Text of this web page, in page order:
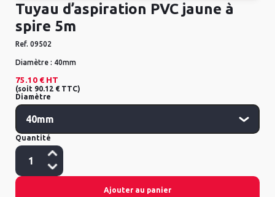
Tuyau d’aspiration PVC jaune à
spire 5m
Ref. 09502
Diamètre : 40mm
75.10 € HT
(soit 90.12 € TTC)
Diamètre
Quantité
Ajouter au panier